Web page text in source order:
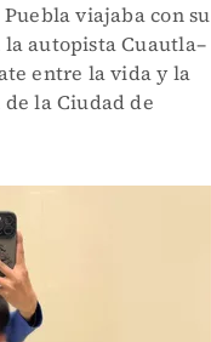
viajaba con su
autopista Cuautla–
entre la vida y la
la Ciudad de